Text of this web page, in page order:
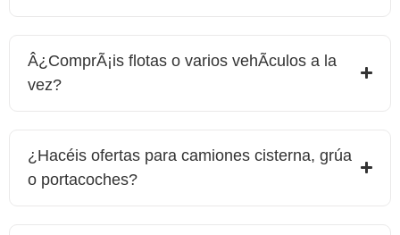
Â¿ComprÃ¡is flotas o varios vehÃ­culos a la
vez?
¿Hacéis ofertas para camiones cisterna, grúa
o portacoches?